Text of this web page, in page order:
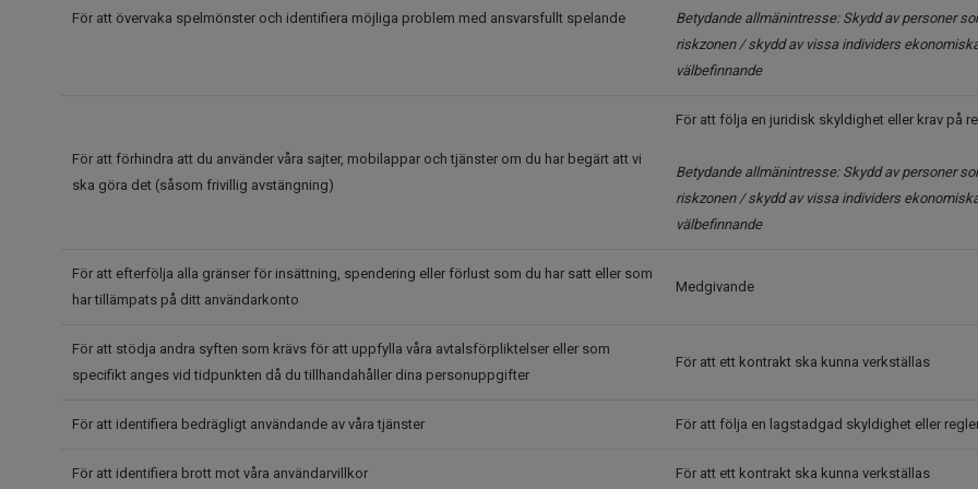
För att övervaka spelmönster och identifiera möjliga problem med ansvarsfullt spelande
Betydande allmänintresse: Skydd av personer
riskzonen / skydd av vissa individers
välbefinnande
För att förhindra att du använder våra sajter, mobilappar och tjänster om du har begärt att vi
ska göra det (såsom frivillig avstängning)
För att följa en juridisk skyldighet eller krav på
Betydande allmänintresse: Skydd av personer
riskzonen / skydd av vissa individers
välbefinnande
För att efterfölja alla gränser för insättning, spendering eller förlust som du har satt eller som
har tillämpats på ditt användarkonto
Medgivande
För att stödja andra syften som krävs för att uppfylla våra avtalsförpliktelser eller som
specifikt anges vid tidpunkten då du tillhandahåller dina personuppgifter
För att ett kontrakt ska kunna verkställas
För att identifiera bedrägligt användande av våra tjänster För att följa en lagstadgad skyldighet eller
För att identifiera brott mot våra användarvillkor För att ett kontrakt ska kunna verkställas